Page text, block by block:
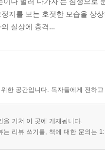
지를 보는 호젓한 모습을 상
실상에 충격...
한 공간입니다. 독자들에게 전하
을 거쳐 이 곳에 게재됩니다.
는 리뷰 쓰기를, 책에 대한 문의는